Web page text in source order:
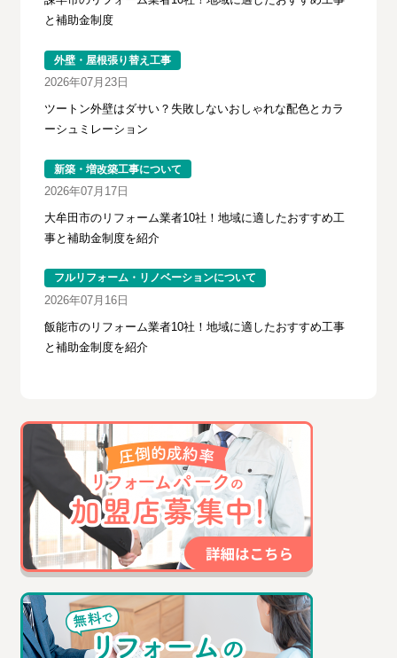
と補助金制度
外壁・屋根張り替え工事
2026年07月23日
ツートン外壁はダサい？失敗しないおしゃれな配色とカラ
ーシュミレーション
新築・増改築工事について
2026年07月17日
大牟田市のリフォーム業者10社！地域に適したおすすめ工
事と補助金制度を紹介
フルリフォーム・リノベーションについて
2026年07月16日
飯能市のリフォーム業者10社！地域に適したおすすめ工事
と補助金制度を紹介